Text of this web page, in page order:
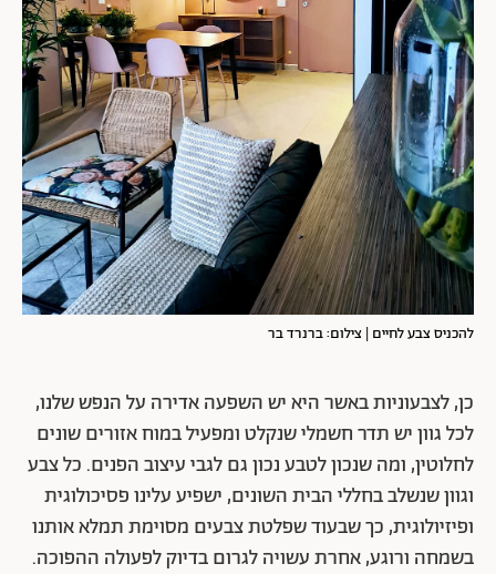
להכניס צבע לחיים | צילום: ברנרד בר
כן, לצבעוניות באשר היא יש השפעה אדירה על הנפש שלנו,
לכל גוון יש תדר חשמלי שנקלט ומפעיל במוח אזורים שונים
לחלוטין, ומה שנכון לטבע נכון גם לגבי עיצוב הפנים. כל צבע
וגוון שנשלב בחללי הבית השונים, ישפיע עלינו פסיכולוגית
ופיזיולוגית, כך שבעוד שפלטת צבעים מסוימת תמלא אותנו
בשמחה ורוגע, אחרת עשויה לגרום בדיוק לפעולה ההפוכה.